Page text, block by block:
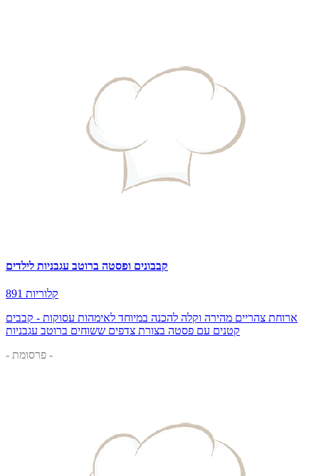
קבבונים ופסטה ברוטב עגבניות לילדים
891 קלוריות
ארוחת צהריים מהירה וקלה להכנה במיוחד לאימהות עסוקות - קבבים
קטנים עם פסטה בצורת צדפים ששוחים ברוטב עגבניות
- פרסומת -